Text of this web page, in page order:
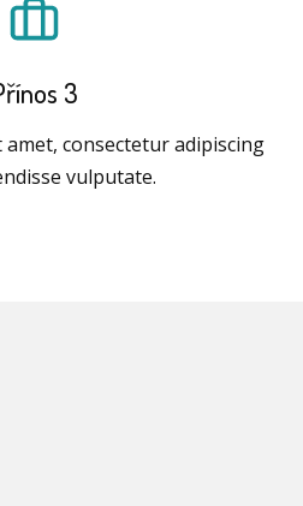
3
consectetur adipiscing
vulputate.